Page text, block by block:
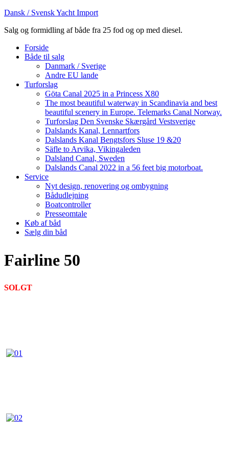
Dansk / Svensk Yacht Import
Salg og formidling af både fra 25 fod og op med diesel.
Forside
Både til salg
Danmark / Sverige
Andre EU lande
Turforslag
Göta Canal 2025 in a Princess X80
The most beautiful waterway in Scandinavia and best
beautiful scenery in Europe. Telemarks Canal Norway.
Turforslag Den Svenske Skærgård Vestsverige
Dalslands Kanal, Lennartfors
Dalslands Kanal Bengtsfors Sluse 19 &20
Säfle to Arvika, Vikingaleden
Dalsland Canal, Sweden
Dalslands Canal 2022 in a 56 feet big motorboat.
Service
Nyt design, renovering og ombygning
Bådudlejning
Boatcontroller
Presseomtale
Køb af båd
Sælg din båd
Fairline 50
SOLGT